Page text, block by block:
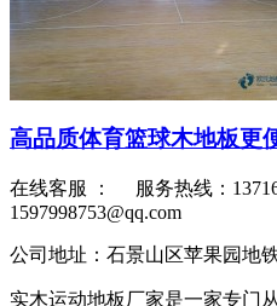
高品质体育篮球木地板更
在线客服 ：
服务热线：
1597998753@qq.com
公司地址：石景山区苹果园地
实木运动地板厂家是一家专门